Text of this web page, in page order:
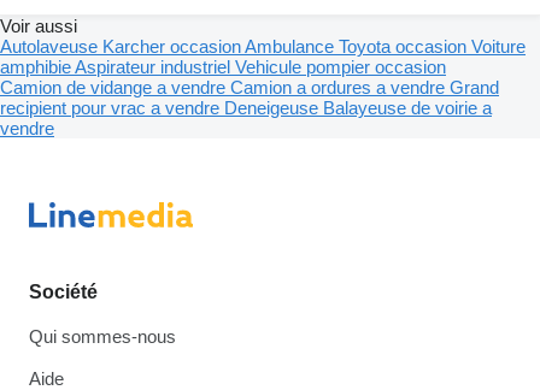
Voir aussi
Autolaveuse Karcher occasionAmbulance Toyota occasion Voiture
amphibieAspirateur industriel Vehicule pompier occasion
Camion de vidange a vendre Camion a ordures a vendre Grand
recipient pour vrac a vendre Deneigeuse Balayeuse de voirie a
vendre
Société
Qui sommes-nous
Aide